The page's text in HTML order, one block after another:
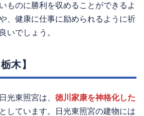
ものに勝利を収めることができるよ
、健康に仕事に励められるように祈
いでしょう。
木】
光東照宮は、 徳川家康を神格化した
としています。日光東照宮の建物には